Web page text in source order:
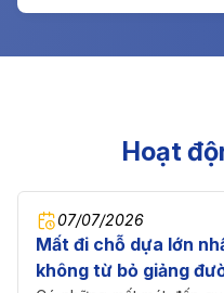
Hoạt
07/07/2026
Mất đi chỗ dựa lớn
không từ bỏ giảng